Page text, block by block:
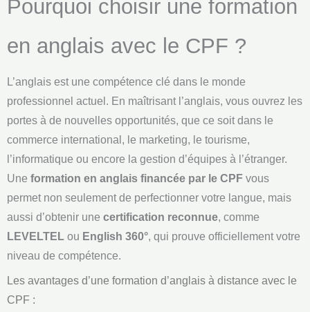
Pourquoi choisir une formation
en anglais avec le CPF ?
L’anglais est une compétence clé dans le monde
professionnel actuel. En maîtrisant l’anglais, vous ouvrez les
portes à de nouvelles opportunités, que ce soit dans le
commerce international, le marketing, le tourisme,
l’informatique ou encore la gestion d’équipes à l’étranger.
Une formation en anglais financée par le CPF vous
permet non seulement de perfectionner votre langue, mais
aussi d’obtenir une certification reconnue, comme
LEVELTEL ou English 360°, qui prouve officiellement votre
niveau de compétence.
Les avantages d’une formation d’anglais à distance avec le
CPF :